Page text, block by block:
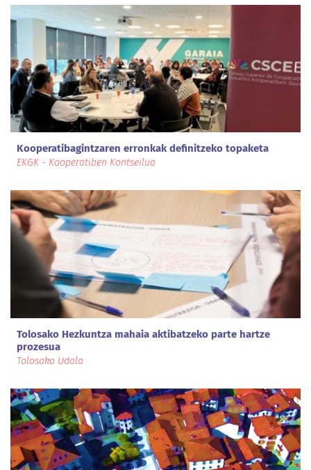
Kooperatibagintzaren erronkak definitzeko topaketa
EKGK - Kooperatiben Kontseilua
Tolosako Hezkuntza mahaia aktibatzeko parte hartze
prozesua
Tolosako Udala